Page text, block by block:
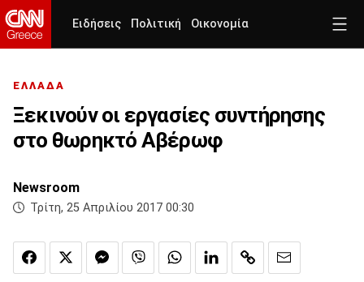
Ειδήσεις Πολιτική Οικονομία
ΕΛΛΑΔΑ
Ξεκινούν οι εργασίες συντήρησης
στο θωρηκτό Αβέρωφ
Newsroom
Τρίτη, 25 Απριλίου 2017 00:30